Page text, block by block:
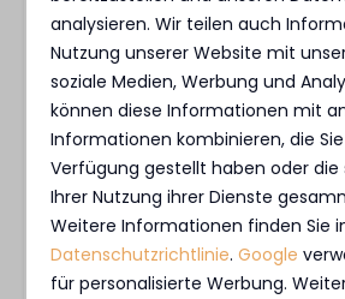
Nachhaltig und durchdacht
Wie alle Villen im Park ist auch
elektrisch, ausgestattet mit
Solaranlage und einem
das Beste:Haustiere sind
vierbeiniger Freund darf
analysieren. Wir teilen auch
Nutzung unserer Website mit
soziale Medien, Werbung und
können diese Informationen mit
Informationen kombinieren, die
Verfügung gestellt haben oder die
Ihrer Nutzung ihrer Dienste
Weitere Informationen finden Sie
Datenschutzrichtlinie.Google
für personalisierte Werbung.